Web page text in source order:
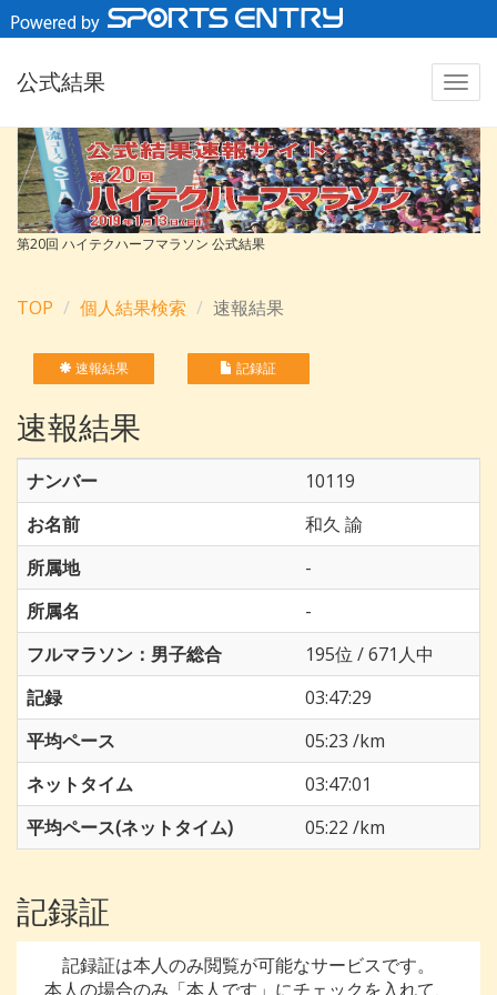
公式結果
第20回 ハイテクハーフマラソン 公式結果
TOP 個人結果検索 速報結果
速報結果 記録証
速報結果
ナンバー
10119
お名前
和久 諭
所属地
-
所属名
-
フルマラソン：男子総合
195位 / 671人中
記録
03:47:29
平均ペース
05:23 /km
ネットタイム
03:47:01
平均ペース(ネットタイム)
05:22 /km
記録証
記録証は本人のみ閲覧が可能なサービスです。
本人の場合のみ「本人です」にチェックを入れて、